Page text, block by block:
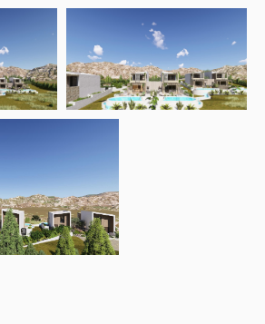
Open link
Open link